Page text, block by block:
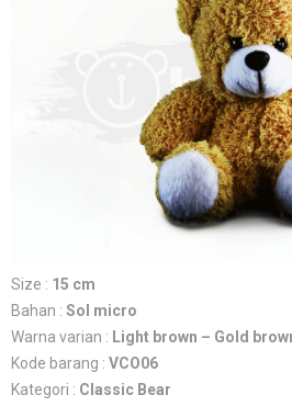
Size : 15 cm
Bahan : Sol micro
Warna varian : Light brown – Gold
Kode barang : VCO06
Kategori : Classic Bear